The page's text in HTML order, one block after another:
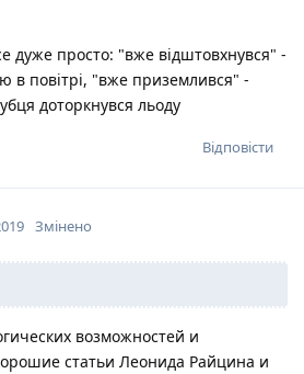
дуже просто: "вже відштовхнувся" -
в повітрі, "вже приземлився" -
доторкнувся льоду
Відповісти
Змінено
возможностей и
статьи Леонида Райцина и